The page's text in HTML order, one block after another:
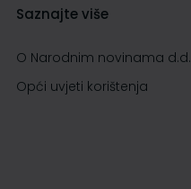
Saznajte više
O Narodnim novinama d.d.
Opći uvjeti korištenja